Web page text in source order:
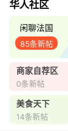
华人社区
闲聊法国
85条新帖
商家自荐区
0条新帖
美食天下
14条新帖